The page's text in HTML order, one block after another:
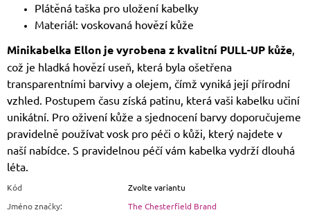
Plátěná taška pro uložení kabelky
Materiál: voskovaná hovězí kůže
Minikabelka Ellon je vyrobena z kvalitní PULL-UP kůže,
což je hladká hovězí useň, která byla ošetřena
transparentními barvivy a olejem, čímž vyniká její přírodní
vzhled. Postupem času získá patinu, která vaši kabelku učiní
unikátní. Pro oživení kůže a sjednocení barvy doporučujeme
pravidelně používat vosk pro péči o kůži, který najdete v
naší nabídce. S pravidelnou péčí vám kabelka vydrží dlouhá
léta.
Kód
Zvolte variantu
Jméno značky:
The Chesterfield Brand